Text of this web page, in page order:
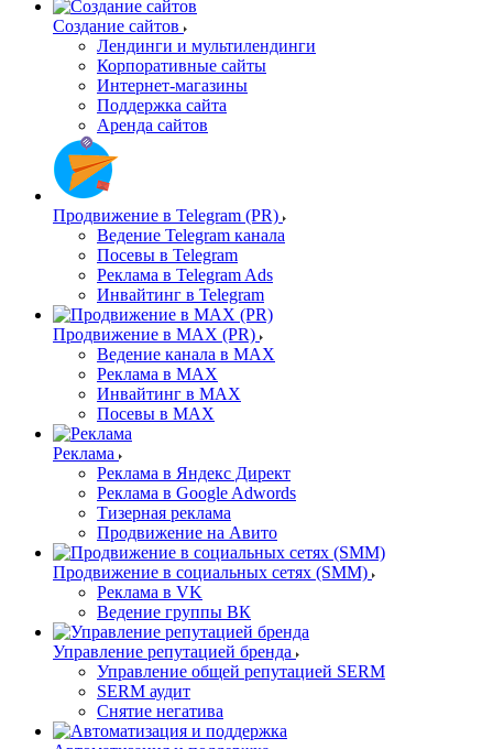
Создание сайтов
Лендинги и мультилендинги
Корпоративные сайты
Интернет-магазины
Поддержка сайта
Аренда сайтов
Продвижение в Telegram (PR)
Ведение Telegram канала
Посевы в Telegram
Реклама в Telegram Ads
Инвайтинг в Telegram
Продвижение в MAX (PR)
Ведение канала в MAX
Реклама в MAX
Инвайтинг в MAX
Посевы в MAX
Реклама
Реклама в Яндекс Директ
Реклама в Google Adwords
Тизерная реклама
Продвижение на Авито
Продвижение в социальных сетях (SMM)
Реклама в VK
Ведение группы ВК
Управление репутацией бренда
Управление общей репутацией SERM
SERM аудит
Снятие негатива